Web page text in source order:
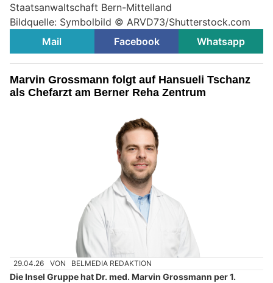
Staatsanwaltschaft Bern-Mittelland
Bildquelle: Symbolbild © ARVD73/Shutterstock.com
Mail
Facebook Whatsapp
Marvin Grossmann folgt auf Hansueli Tschanz
als Chefarzt am Berner Reha Zentrum
29.04.26 VON BELMEDIA REDAKTION
Die Insel Gruppe hat Dr. med. Marvin Grossmann per 1.